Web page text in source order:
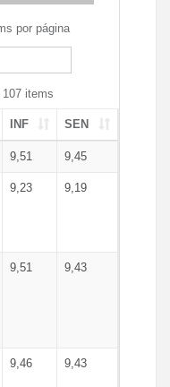
por página
items
INF SEN
9,51 9,45
9,23 9,19
9,51 9,43
9,46 9,43